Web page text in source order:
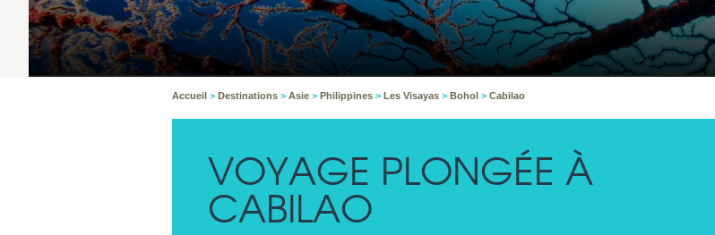
Accueil > Destinations > Asie > Philippines > Les Visayas > Bohol > Cabilao
VOYAGE PLONGÉE À
CABILAO